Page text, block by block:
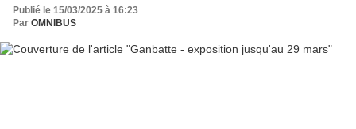
Publié le 15/03/2025 à 16:23
Par OMNIBUS